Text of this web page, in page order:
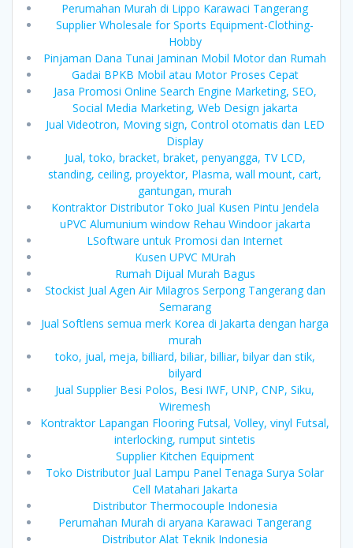
Perumahan Murah di Lippo Karawaci Tangerang
Supplier Wholesale for Sports Equipment-Clothing-
Hobby
Pinjaman Dana Tunai Jaminan Mobil Motor dan Rumah
Gadai BPKB Mobil atau Motor Proses Cepat
Jasa Promosi Online Search Engine Marketing, SEO,
Social Media Marketing, Web Design jakarta
Jual Videotron, Moving sign, Control otomatis dan LED
Display
Jual, toko, bracket, braket, penyangga, TV LCD,
standing, ceiling, proyektor, Plasma, wall mount, cart,
gantungan, murah
Kontraktor Distributor Toko Jual Kusen Pintu Jendela
uPVC Alumunium window Rehau Windoor jakarta
LSoftware untuk Promosi dan Internet
Kusen UPVC MUrah
Rumah Dijual Murah Bagus
Stockist Jual Agen Air Milagros Serpong Tangerang dan
Semarang
Jual Softlens semua merk Korea di Jakarta dengan harga
murah
toko, jual, meja, billiard, biliar, billiar, bilyar dan stik,
bilyard
Jual Supplier Besi Polos, Besi IWF, UNP, CNP, Siku,
Wiremesh
Kontraktor Lapangan Flooring Futsal, Volley, vinyl Futsal,
interlocking, rumput sintetis
Supplier Kitchen Equipment
Toko Distributor Jual Lampu Panel Tenaga Surya Solar
Cell Matahari Jakarta
Distributor Thermocouple Indonesia
Perumahan Murah di aryana Karawaci Tangerang
Distributor Alat Teknik Indonesia